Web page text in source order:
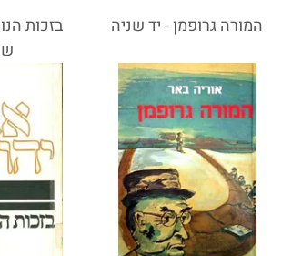
המורה גרופמן - יד שניה
בזכות